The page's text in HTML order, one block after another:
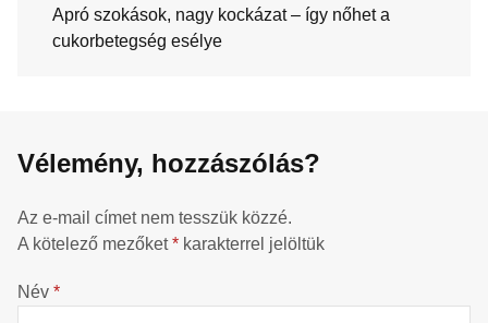
Apró szokások, nagy kockázat – így nőhet a
cukorbetegség esélye
Vélemény, hozzászólás?
Az e-mail címet nem tesszük közzé.
A kötelező mezőket* karakterrel jelöltük
Név *